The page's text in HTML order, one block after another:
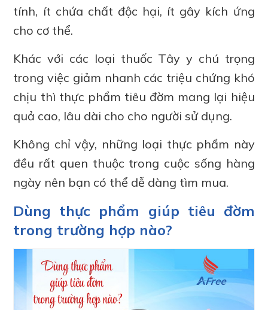
tính, ít chứa chất độc hại, ít gây kích ứng
cho cơ thể.
Khác với các loại thuốc Tây y chú trọng
trong việc giảm nhanh các triệu chứng khó
chịu thì thực phẩm tiêu đờm mang lại hiệu
quả cao, lâu dài cho cho người sử dụng.
Không chỉ vậy, những loại thực phẩm này
đều rất quen thuộc trong cuộc sống hàng
ngày nên bạn có thể dễ dàng tìm mua.
Dùng thực phẩm giúp tiêu đờm
trong trường hợp nào?